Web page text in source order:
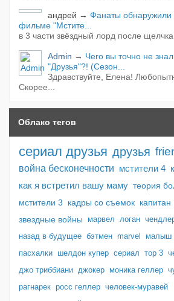
андрей → Фанаты обнаружили
фильме "Мстите...
в 3 части звёздный лорд после щелчка
Admin → Чего вы точно не
"Друзья"?! (Сезон...
Здравствуйте, Елена!
Скорее...
Облако тегов
сериал друзья друзья
война бесконечности мстители 4
как я встретил вашу маму теория
мстители 3
кадры со съемок
звездные войны
марвел логан
назад в будущее бэтмен marvel малыш
пасхалки шелдон купер сериал тор 3
джо триббиани джокер моника геллер
рагнарек росс геллер человек-муравей